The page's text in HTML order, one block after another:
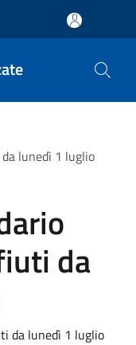
lunedì 1 luglio
da
da lunedì 1 luglio